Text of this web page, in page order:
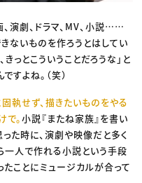
演劇、ドラマ、MV、小説……
ないものを作ろうとはしてい
きっとこういうことだろうな」と
すよね。（笑）
執せず、描きたいものをやる
で。小説『またね家族』を書い
た時に、演劇や映像だと多く
一人で作れる小説という手段
たことにミュージカルが合って